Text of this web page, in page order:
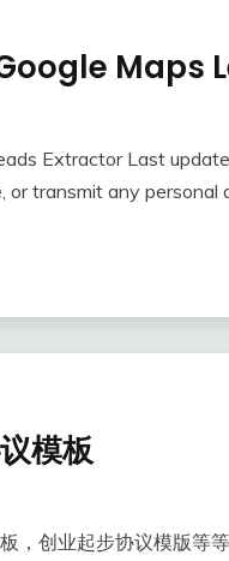
Maps
Extractor Last
or transmit any personal
模板
，创业起步协议模版等